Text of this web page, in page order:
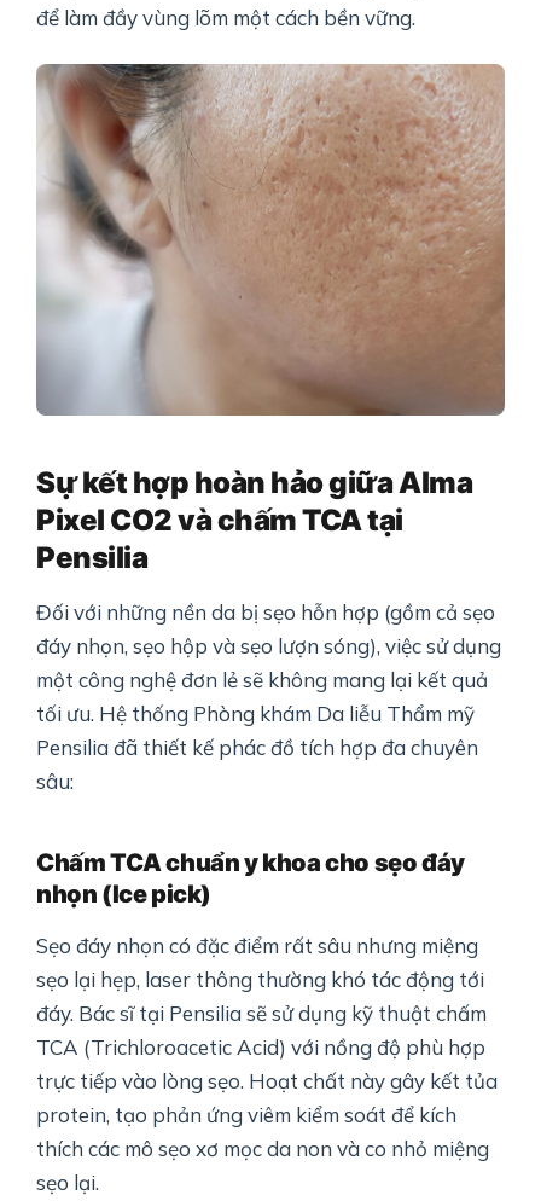
để làm đầy vùng lõm một cách bền vững.
Sự kết hợp hoàn hảo giữa Alma
Pixel CO2 và chấm TCA tại
Pensilia
Đối với những nền da bị sẹo hỗn hợp (gồm cả sẹo
đáy nhọn, sẹo hộp và sẹo lượn sóng), việc sử dụng
một công nghệ đơn lẻ sẽ không mang lại kết quả
tối ưu. Hệ thống Phòng khám Da liễu Thẩm mỹ
Pensilia đã thiết kế phác đồ tích hợp đa chuyên
sâu:
Chấm TCA chuẩn y khoa cho sẹo đáy
nhọn (Ice pick)
Sẹo đáy nhọn có đặc điểm rất sâu nhưng miệng
sẹo lại hẹp, laser thông thường khó tác động tới
đáy. Bác sĩ tại Pensilia sẽ sử dụng kỹ thuật chấm
TCA (Trichloroacetic Acid) với nồng độ phù hợp
trực tiếp vào lòng sẹo. Hoạt chất này gây kết tủa
protein, tạo phản ứng viêm kiểm soát để kích
thích các mô sẹo xơ mọc da non và co nhỏ miệng
sẹo lại.